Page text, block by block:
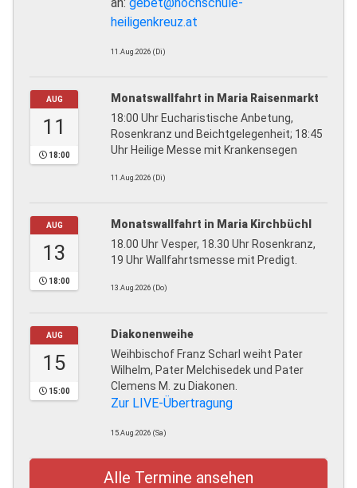
heiligenkreuz.at
11.Aug.2026 (Di)
AUG
11
18:00
Monatswallfahrt in Maria Raisenmarkt
18:00 Uhr Eucharistische Anbetung,
Rosenkranz und Beichtgelegenheit; 18:45
Uhr Heilige Messe mit Krankensegen
11.Aug.2026 (Di)
AUG
13
18:00
Monatswallfahrt in Maria Kirchbüchl
18.00 Uhr Vesper, 18.30 Uhr Rosenkranz,
19 Uhr Wallfahrtsmesse mit Predigt.
13.Aug.2026 (Do)
AUG
15
15:00
Diakonenweihe
Weihbischof Franz Scharl weiht Pater
Wilhelm, Pater Melchisedek und Pater
Clemens M. zu Diakonen.
Zur LIVE-Übertragung
15.Aug.2026 (Sa)
Alle Termine ansehen